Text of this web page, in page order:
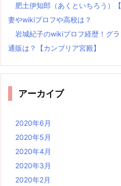
肥土伊知郎（あくといちろう）
妻やwikiプロフや高校は？
岩城紀子のwikiプロフ経歴！グ
通販は？【カンブリア宮殿】
アーカイブ
2020年6月
2020年5月
2020年4月
2020年3月
2020年2月